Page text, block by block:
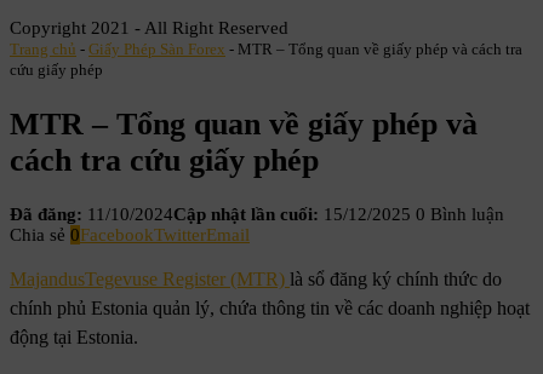
Copyright 2021 - All Right Reserved
Trang chủ - Giấy Phép Sàn Forex - MTR – Tổng quan về giấy phép và cách tra
cứu giấy phép
MTR – Tổng quan về giấy phép và
cách tra cứu giấy phép
Đã đăng: 11/10/2024Cập nhật lần cuối: 15/12/2025 0 Bình luận
Chia sẻ 0FacebookTwitterEmail
MajandusTegevuse Register (MTR) là sổ đăng ký chính thức do
chính phủ Estonia quản lý, chứa thông tin về các doanh nghiệp hoạt
động tại Estonia.